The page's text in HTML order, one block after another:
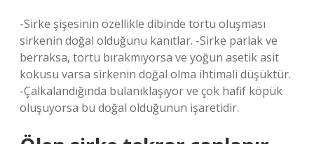
-Sirke şişesinin özellikle dibinde tortu oluşması
sirkenin doğal olduğunu kanıtlar. -Sirke parlak ve
berraksa, tortu bırakmıyorsa ve yoğun asetik asit
kokusu varsa sirkenin doğal olma ihtimali düşüktür.
-Çalkalandığında bulanıklaşıyor ve çok hafif köpük
oluşuyorsa bu doğal olduğunun işaretidir.